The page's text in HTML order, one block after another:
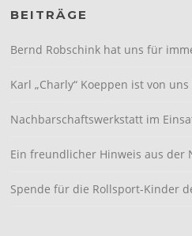
BEITRÄGE
Bernd Robschink hat uns für
Karl „Charly“ Koeppen ist von
Nachbarschaftswerkstatt im
Ein freundlicher Hinweis aus der
Spende für die Rollsport-Kinder